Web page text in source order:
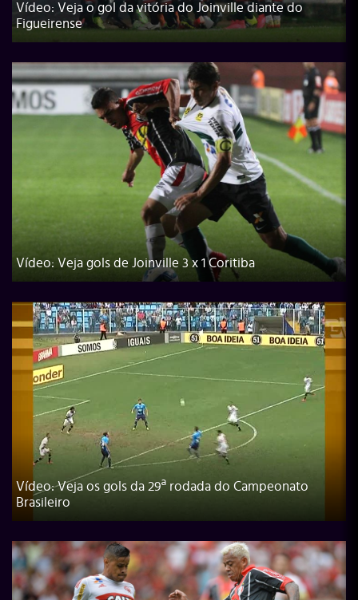
Vídeo: Veja o gol da vitória do Joinville diante do
Figueirense
Vídeo: Veja gols de Joinville 3 x 1 Coritiba
Vídeo: Veja os gols da 29ª rodada do Campeonato
Brasileiro